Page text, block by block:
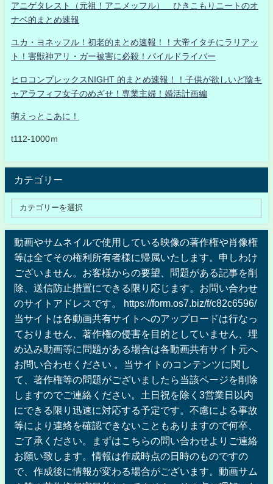
アニゲタレスト（元祖！アニメッフル） ひきこもりニートのオ
ナベ的まとめ速報
ユカ・ヨネッフル！初老的まとめ速報！！大帝イタチにラリアッ
ト！害獣神アリ・ガー被害に必殺！パイルドライバー
ヒロコンプレックスNIGHT 的まとめ速報！！子供が欲しいど陰キ
ャアラフィフ女子のめざせ！専業主婦！婚活計画編
萌えっとこあに！
t112-1000ｍ
カテゴリー
動画やサムネイルで使用している映像の著作権や肖像権
等は全てその権利所有者様に帰属いたします。申しわけ
ございません。お客様からの要望、問題がある記事を削
除、送信防止措置にできる限り応じます。お問い合わせ
のサイトアドレスです。 https://form.os7.biz/f/c82c6596/
当サイトは各動画共有サイトへのアップロードは行なっ
ておりません、著作権の侵害を目的としていません、埋
め込み動画等に問題がある場合は各動画共有サイト元へ
お問い合わせください 。当サイトのコンテンツに関し
て、著作権等の問題がございましたら当該ページを削除
しますのでご連絡ください。土日祝を除く3営業日以内
にできる限り迅速に対応する予定です。不慮による事故
等により連絡を確認できないこともありますので何卒、
ご了承ください。まずはこちらの問い合わせよりご連絡
お願い致します。情報は作成時点の日時のものですの
で、作成後に情報が変わる場合がございます。動画サム